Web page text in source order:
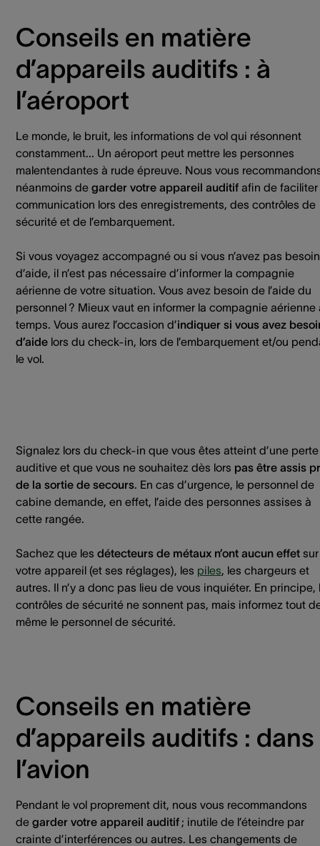
Conseils en matière
d’appareils auditifs : à
l’aéroport
Le monde, le bruit, les informations de vol qui résonnent
constamment... Un aéroport peut mettre les personnes
malentendantes à rude épreuve. Nous vous
néanmoins de garder votre appareil auditif afin de faciliter
communication lors des enregistrements, des contrôles de
sécurité et de l’embarquement.
Si vous voyagez accompagné ou si vous n’avez pas besoin
d’aide, il n’est pas nécessaire d’informer la compagnie
aérienne de votre situation. Vous avez besoin de l’aide du
personnel ? Mieux vaut en informer la compagnie aérienne
temps. Vous aurez l’occasion d’indiquer si vous avez
d’aide lors du check-in, lors de l’embarquement et/ou
le vol.
Signalez lors du check-in que vous êtes atteint d’une perte
auditive et que vous ne souhaitez dès lors pas être assis
de la sortie de secours. En cas d’urgence, le personnel de
cabine demande, en effet, l’aide des personnes assises à
cette rangée.
Sachez que les détecteurs de métaux n’ont aucun effet sur
votre appareil (et ses réglages), les piles, les chargeurs et
autres. Il n’y a donc pas lieu de vous inquiéter. En principe,
contrôles de sécurité ne sonnent pas, mais informez tout
même le personnel de sécurité.
Conseils en matière
d’appareils auditifs : dans
l’avion
Pendant le vol proprement dit, nous vous recommandons
de garder votre appareil auditif ; inutile de l’éteindre par
crainte d’interférences ou autres. Les changements de